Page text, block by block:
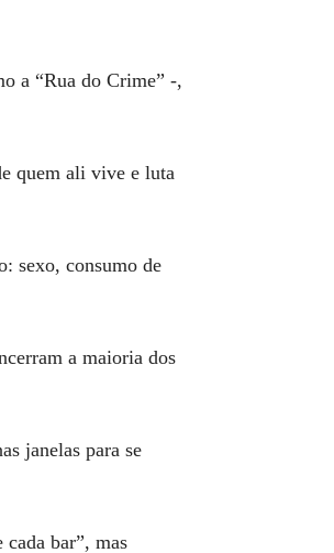
a “Rua do Crime” -,
quem ali vive e luta
sexo, consumo de
a maioria dos
janelas para se
bar”, mas